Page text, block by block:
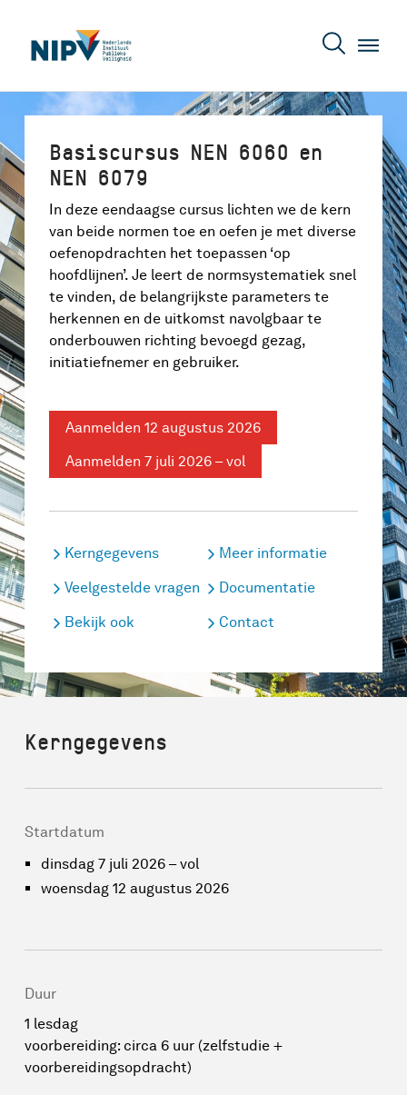
Basiscursus NEN 6060 en
NEN 6079
In deze eendaagse cursus lichten we de kern
van beide normen toe en oefen je met diverse
oefenopdrachten het toepassen ‘op
hoofdlijnen’. Je leert de normsystematiek snel
te vinden, de belangrijkste parameters te
herkennen en de uitkomst navolgbaar te
onderbouwen richting bevoegd gezag,
initiatiefnemer en gebruiker.
Aanmelden 12 augustus 2026
Aanmelden 7 juli 2026 – vol
Kerngegevens
Meer informatie
Veelgestelde vragen
Documentatie
Bekijk ook
Contact
Kerngegevens
Startdatum
dinsdag 7 juli 2026 – vol
woensdag 12 augustus 2026
Duur
1 lesdag
voorbereiding: circa 6 uur (zelfstudie +
voorbereidingsopdracht)